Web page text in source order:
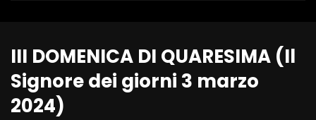
III DOMENICA DI QUARESIMA (Il
Signore dei giorni 3 marzo
2024)